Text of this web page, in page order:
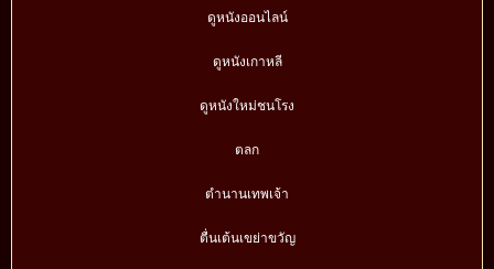
ดูหนังออนไลน์
ดูหนังเกาหลี
ดูหนังใหม่ชนโรง
ตลก
ตำนานเทพเจ้า
ตื่นเต้นเขย่าขวัญ